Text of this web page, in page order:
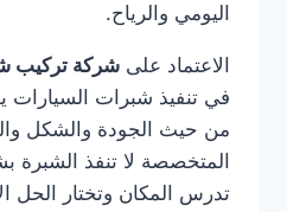
اليومي والرياح.
الاعتماد على شركة تركيب
في تنفيذ شبرات
من حيث الجودة والشكل
المتخصصة لا تنفذ
تدرس المكان وتختار